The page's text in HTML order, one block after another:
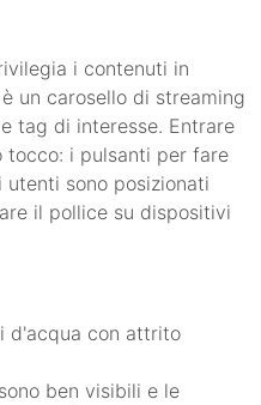
i contenuti in
un carosello di streaming
tag di interesse. Entrare
tocco: i pulsanti per fare
sono posizionati
il pollice su dispositivi
d'acqua con attrito
ben visibili e le